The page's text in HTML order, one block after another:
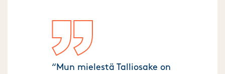
“Mun mielestä Talliosake on